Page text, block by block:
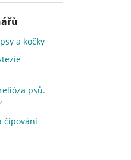
a kočky
psů.
čipování